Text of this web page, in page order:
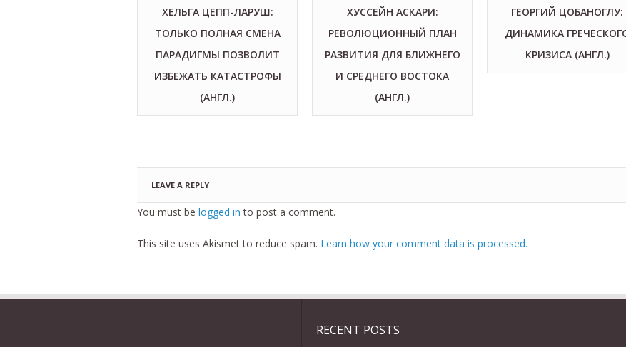
ХЕЛЬГА ЦЕПП-ЛАРУШ:
ТОЛЬКО ПОЛНАЯ СМЕНА
ПАРАДИГМЫ ПОЗВОЛИТ
ИЗБЕЖАТЬ КАТАСТРОФЫ
(АНГЛ.)
ХУССЕЙН АСКАРИ:
РЕВОЛЮЦИОННЫЙ ПЛАН
РАЗВИТИЯ ДЛЯ БЛИЖНЕГО
И СРЕДНЕГО ВОСТОКА
(АНГЛ.)
ГЕОРГИЙ ЦОБАНОГЛУ:
ДИНАМИКА
КРИЗИСА (АНГЛ.)
LEAVE A REPLY
You must be logged in to post a comment.
This site uses Akismet to reduce spam. Learn how your comment data is processed.
RECENT POSTS